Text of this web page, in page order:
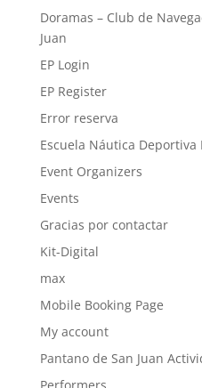
Doramas – Club de
Juan
EP Login
EP Register
Error reserva
Escuela Náutica Deportiva
Event Organizers
Events
Gracias por contactar
Kit-Digital
max
Mobile Booking Page
My account
Pantano de San Juan